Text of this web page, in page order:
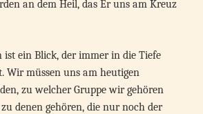
an dem Heil, das Er uns am Kreuz
ist ein Blick, der immer in die Tiefe
Wir müssen uns am heutigen
zu welcher Gruppe wir gehören
denen gehören, die nur noch der